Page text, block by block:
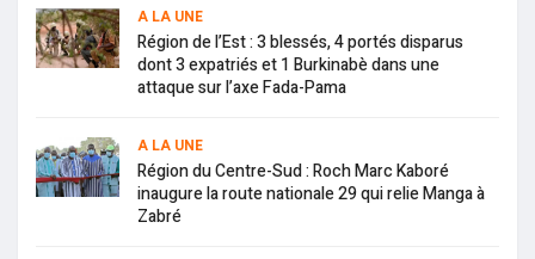
A LA UNE
Région de l’Est : 3 blessés, 4 portés disparus
dont 3 expatriés et 1 Burkinabè dans une
attaque sur l’axe Fada-Pama
A LA UNE
Région du Centre-Sud : Roch Marc Kaboré
inaugure la route nationale 29 qui relie Manga à
Zabré